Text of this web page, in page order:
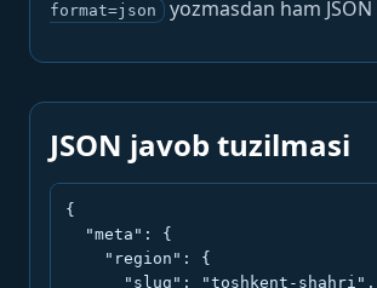
format=json
yozmasdan ham
JSON javob tuzilmasi
{
  "meta": {
    "region": {
      "slug": "toshkent-shahri",